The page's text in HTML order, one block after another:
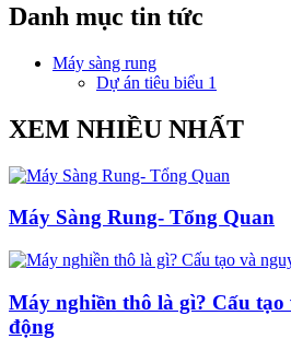
Danh mục tin tức
Máy sàng rung
Dự án tiêu biểu 1
XEM NHIỀU NHẤT
Máy Sàng Rung- Tổng Quan
Máy nghiền thô là gì? Cấu
động